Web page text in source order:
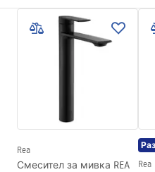
Цвят
Материал
Разстояние между
Гаранция
Инструкции за
Faucet.pdf
Rea
Смесител за мивка REA
Rea